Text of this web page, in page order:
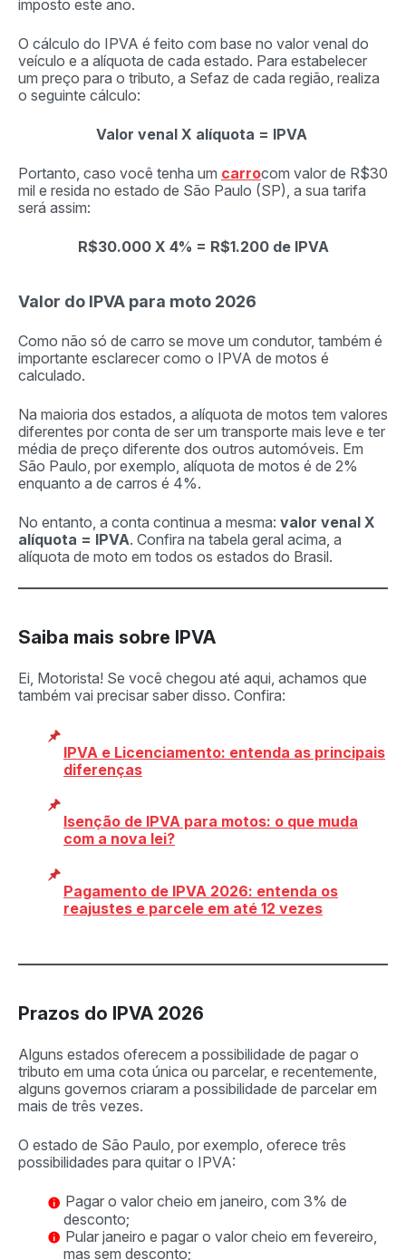
imposto este ano.
O cálculo do IPVA é feito com base no valor venal do
veículo e a alíquota de cada estado. Para estabelecer
um preço para o tributo, a Sefaz de cada região, realiza
o seguinte cálculo:
Valor venal X alíquota = IPVA
Portanto, caso você tenha um carrocom valor de R$30
mil e resida no estado de São Paulo (SP), a sua tarifa
será assim:
R$30.000 X 4% = R$1.200 de IPVA
Valor do IPVA para moto 2026
Como não só de carro se move um condutor, também é
importante esclarecer como o IPVA de motos é
calculado.
Na maioria dos estados, a alíquota de motos tem valores
diferentes por conta de ser um transporte mais leve e ter
média de preço diferente dos outros automóveis. Em
São Paulo, por exemplo, alíquota de motos é de 2%
enquanto a de carros é 4%.
No entanto, a conta continua a mesma: valor venal X
alíquota = IPVA. Confira na tabela geral acima, a
alíquota de moto em todos os estados do Brasil.
Saiba mais sobre IPVA
Ei, Motorista! Se você chegou até aqui, achamos que
também vai precisar saber disso. Confira:
IPVA e Licenciamento: entenda as principais
diferenças
Isenção de IPVA para motos: o que muda
com a nova lei?
Pagamento de IPVA 2026: entenda os
reajustes e parcele em até 12 vezes
Prazos do IPVA 2026
Alguns estados oferecem a possibilidade de pagar o
tributo em uma cota única ou parcelar, e recentemente,
alguns governos criaram a possibilidade de parcelar em
mais de três vezes.
O estado de São Paulo, por exemplo, oferece três
possibilidades para quitar o IPVA:
Pagar o valor cheio em janeiro, com 3% de
desconto;
Pular janeiro e pagar o valor cheio em fevereiro,
mas sem desconto;